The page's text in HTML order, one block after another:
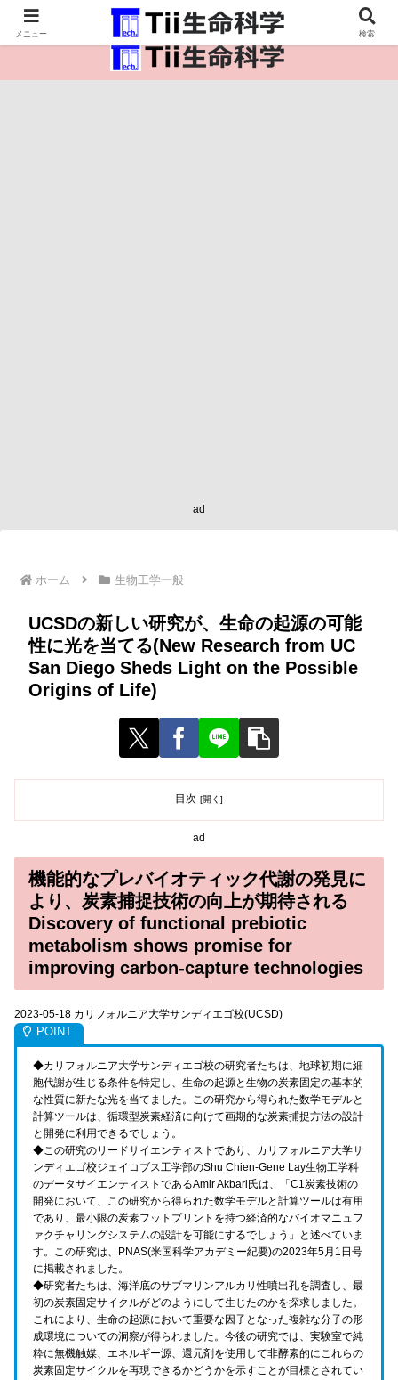
医療保健・生命・生物の情報インフラ。
ad
ホーム 生物工学一般
UCSDの新しい研究が、生命の起源の可能
性に光を当てる(New Research from UC
San Diego Sheds Light on the Possible
Origins of Life)
目次
ad
機能的なプレバイオティック代謝の発見に
より、炭素捕捉技術の向上が期待される
Discovery of functional prebiotic
metabolism shows promise for
improving carbon-capture technologies
2023-05-18 カリフォルニア大学サンディエゴ校(UCSD)
◆カリフォルニア大学サンディエゴ校の研究者たちは、地球初期に細
胞代謝が生じる条件を特定し、生命の起源と生物の炭素固定の基本的
な性質に新たな光を当てました。この研究から得られた数学モデルと
計算ツールは、循環型炭素経済に向けて画期的な炭素捕捉方法の設計
と開発に利用できるでしょう。
◆この研究のリードサイエンティストであり、カリフォルニア大学サ
ンディエゴ校ジェイコブス工学部のShu Chien-Gene Lay生物工学科
のデータサイエンティストであるAmir Akbari氏は、「C1炭素技術の
開発において、この研究から得られた数学モデルと計算ツールは有用
であり、最小限の炭素フットプリントを持つ経済的なバイオマニュフ
ァクチャリングシステムの設計を可能にするでしょう」と述べていま
す。この研究は、PNAS(米国科学アカデミー紀要)の2023年5月1日号
に掲載されました。
◆研究者たちは、海洋底のサブマリンアルカリ性噴出孔を調査し、最
初の炭素固定サイクルがどのようにして生じたのかを探求しました。
これにより、生命の起源において重要な因子となった複雑な分子の形
成環境についての洞察が得られました。今後の研究では、実験室で純
粋に無機触媒、エネルギー源、還元剤を使用して非酵素的にこれらの
炭素固定サイクルを再現できるかどうかを示すことが目標とされてい
メニュー 検索